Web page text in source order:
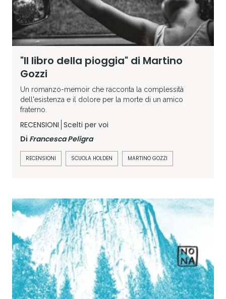
"Il libro della pioggia" di Martino
Gozzi
Un romanzo-memoir che racconta la complessità
dell'esistenza e il dolore per la morte di un amico
fraterno.
RECENSIONI Scelti per voi
Di Francesca Peligra
RECENSIONI SCUOLA HOLDEN MARTINO GOZZI